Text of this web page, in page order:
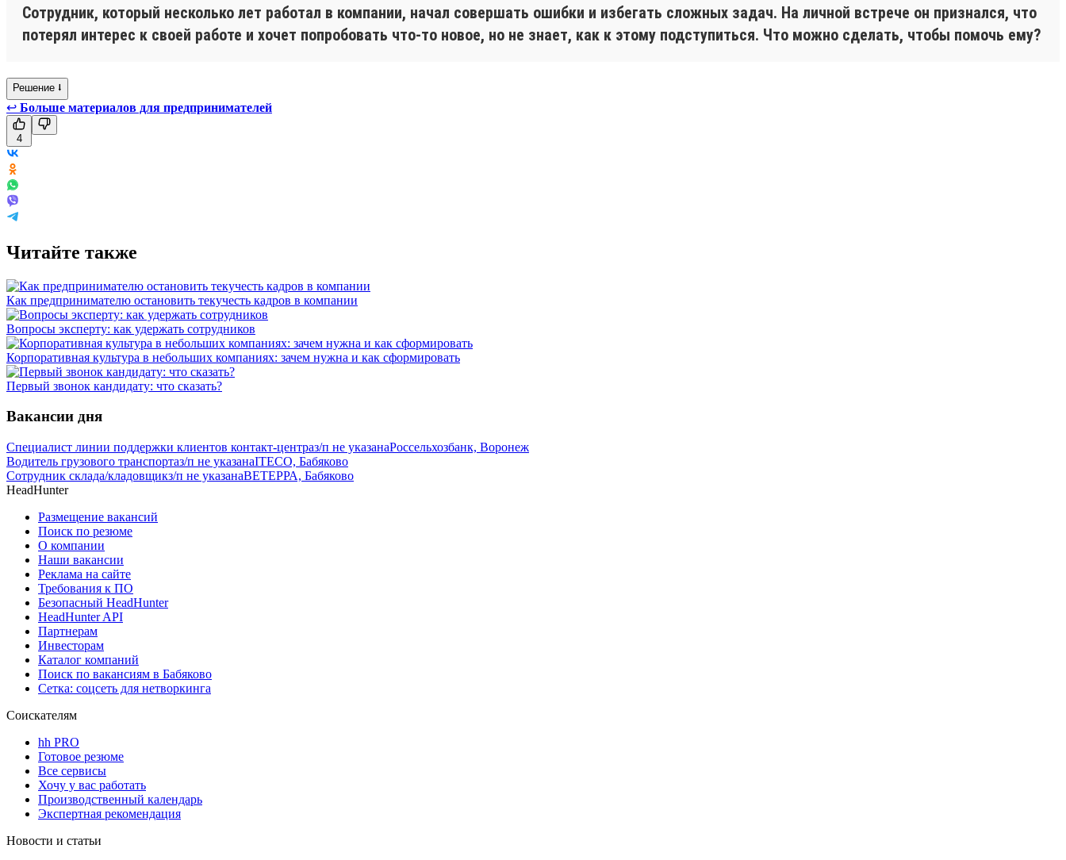
Сотрудник, который несколько лет работал в компании, начал совершать ошибки и избегать сложных задач. На личной встрече он признался, что
потерял интерес к своей работе и хочет попробовать что-то новое, но не знает, как к этому подступиться. Что можно сделать, чтобы помочь ему?
Решение ⭣
↩ Больше материалов для предпринимателей
4
Читайте также
Как предпринимателю остановить текучесть кадров в компании
Вопросы эксперту: как удержать сотрудников
Корпоративная культура в небольших компаниях: зачем нужна и как сформировать
Первый звонок кандидату: что сказать?
Вакансии дня
Специалист линии поддержки клиентов контакт-центраз/п не указанаРоссельхозбанк, Воронеж
Водитель грузового транспортаз/п не указанаITECO, Бабяково
Сотрудник склада/кладовщикз/п не указанаВЕТЕРРА, Бабяково
HeadHunter
Размещение вакансий
Поиск по резюме
О компании
Наши вакансии
Реклама на сайте
Требования к ПО
Безопасный HeadHunter
HeadHunter API
Партнерам
Инвесторам
Каталог компаний
Поиск по вакансиям в Бабяково
Сетка: соцсеть для нетворкинга
Соискателям
hh PRO
Готовое резюме
Все сервисы
Хочу у вас работать
Производственный календарь
Экспертная рекомендация
Новости и статьи